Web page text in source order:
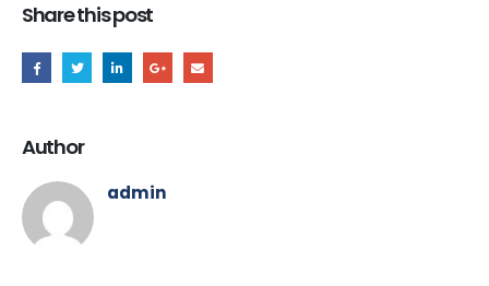
Share this post
Author
admin